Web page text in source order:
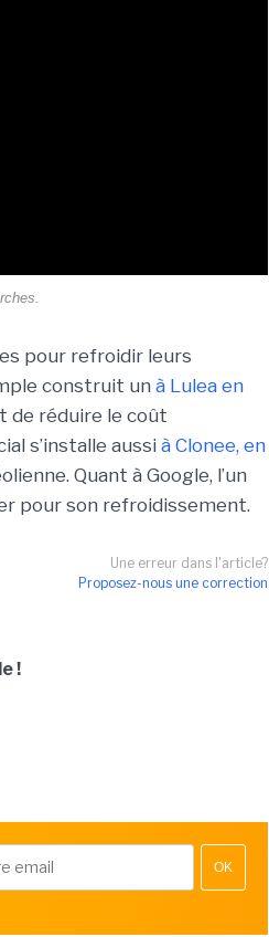
pour refroidir leurs
construit un à Lulea en
de réduire le coût
s’installe aussià Clonee, en
Quant à Google, l’un
pour son refroidissement.
Une erreur dans l'article?
Proposez-nous une correction
!
OK